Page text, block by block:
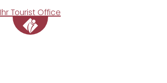
Ihr Tourist Office